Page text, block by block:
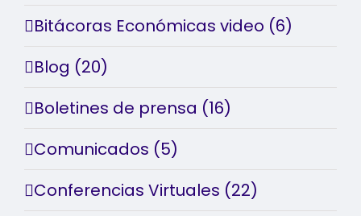
Bitácoras Económicas video (6)
Blog (20)
Boletines de prensa (16)
Comunicados (5)
Conferencias Virtuales (22)